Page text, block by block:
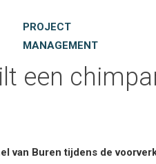
PROJECT
MANAGEMENT
een
van Buren tijdens de